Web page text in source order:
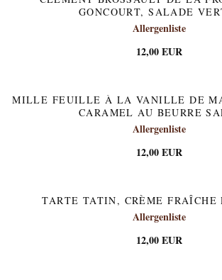
GONCOURT, SALADE
Allergenliste
12,00 EUR
MILLE FEUILLE À LA VANILLE DE
CARAMEL AU BEURRE
Allergenliste
12,00 EUR
TARTE TATIN, CRÈME FRAÎCHE
Allergenliste
12,00 EUR